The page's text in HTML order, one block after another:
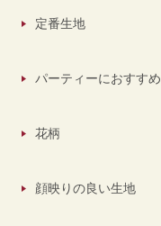
定番生地
パーティーにおすすめ
花柄
顔映りの良い生地